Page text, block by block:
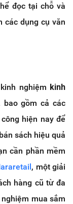
đọc tại chỗ và
các dụng cụ văn
nghiệm kinh
gồm cả các
hiện nay để
sách hiệu quả
cần phần mềm
, một giải
hàng cũ từ đa
mua sắm